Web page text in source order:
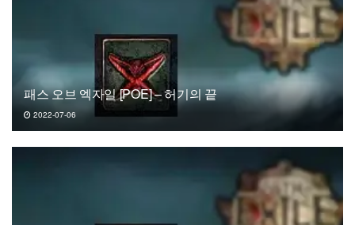
패스 오브 엑자일 [POE] – 허기의 끝
2022-07-06